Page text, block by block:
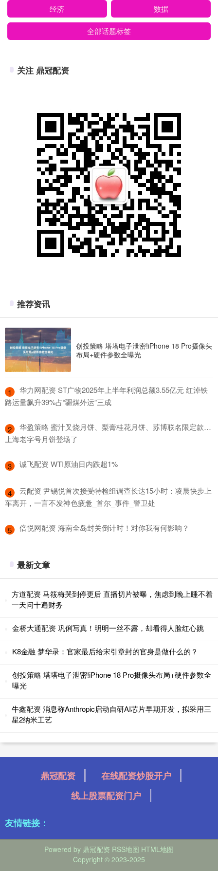
经济 数据
全部话题标签
关注 鼎冠配资
推荐资讯
创投策略 塔塔电子泄密!iPhone 18 Pro摄像头
布局+硬件参数全曝光
1
​华力网配资 ST广物2025年上半年利润总额3.55亿元 红淖铁
路运量飙升39%占“疆煤外运”三成
2
​华盈策略 蜜汁叉烧月饼、梨膏桂花月饼、苏博联名限定款…
上海老字号月饼登场了
3 ​诚飞配资 WTI原油日内跌超1%
4
​云配资 尹锡悦首次接受特检组调查长达15小时：凌晨快步上
车离开，一言不发神色疲惫_首尔_事件_警卫处
5 ​倍悦网配资 海南全岛封关倒计时！对你我有何影响？
最新文章
方道配资 马筱梅哭到停更后 直播切片被曝，焦虑到晚上睡不着
一天问十遍财务
金桥大通配资 巩俐写真！明明一丝不露，却看得人脸红心跳
K8金融 梦华录：官家最后给宋引章封的官身是做什么的？
创投策略 塔塔电子泄密!iPhone 18 Pro摄像头布局+硬件参数全
曝光
牛鑫配资 消息称Anthropic启动自研AI芯片早期开发，拟采用三
星2纳米工艺
鼎冠配资
在线配资炒股开户
线上股票配资门户
友情链接：
Powered by 鼎冠配资 RSS地图 HTML地图
Copyright © 2023-2025